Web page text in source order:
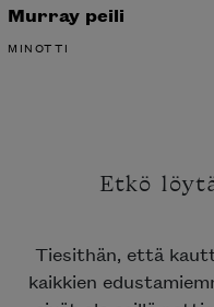
Murray peili
MINOTTI
Etkö
Tiesithän, että
kaikkien